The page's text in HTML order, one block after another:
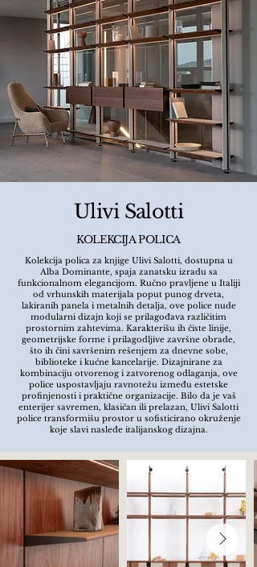
Ulivi Salotti
KOLEKCIJA POLICA
Kolekcija polica za knjige Ulivi Salotti, dostupna u
Alba Dominante, spaja zanatsku izradu sa
funkcionalnom elegancijom. Ručno pravljene u Italiji
od vrhunskih materijala poput punog drveta,
lakiranih panela i metalnih detalja, ove police nude
modularni dizajn koji se prilagođava različitim
prostornim zahtevima. Karakterišu ih čiste linije,
geometrijske forme i prilagodljive završne obrade,
što ih čini savršenim rešenjem za dnevne sobe,
biblioteke i kućne kancelarije. Dizajnirane za
kombinaciju otvorenog i zatvorenog odlaganja, ove
police uspostavljaju ravnotežu između estetske
profinjenosti i praktične organizacije. Bilo da je vaš
enterijer savremen, klasičan ili prelazan, Ulivi Salotti
police transformišu prostor u sofisticirano okruženje
koje slavi nasleđe italijanskog dizajna.